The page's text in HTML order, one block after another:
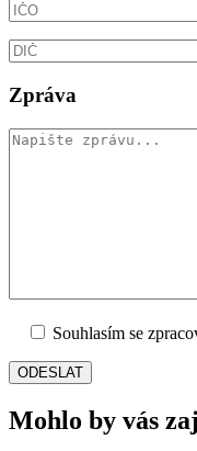
Zpráva
Souhlasím se
Mohlo by vás